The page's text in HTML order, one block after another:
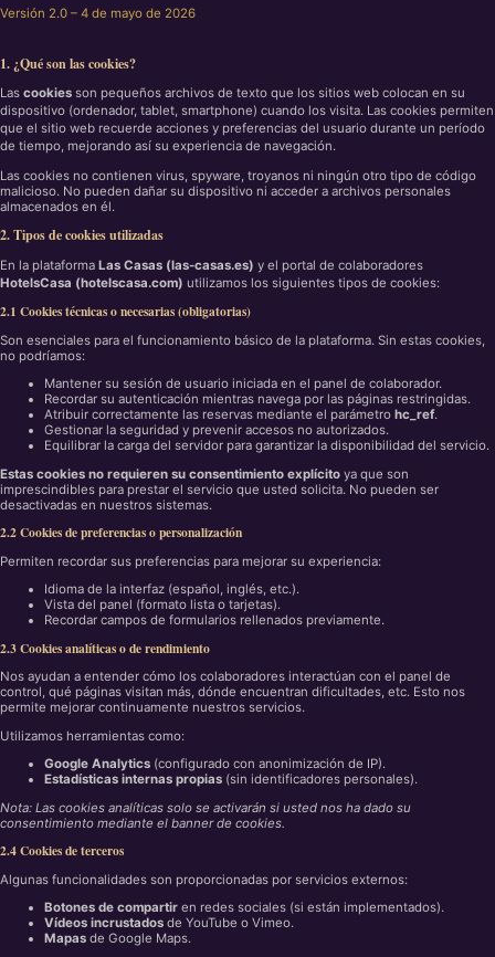
Versión 2.0 – 4 de mayo de 2026
1. ¿Qué son las cookies?
Las cookies son pequeños archivos de texto que los sitios web colocan en su
dispositivo (ordenador, tablet, smartphone) cuando los visita. Las cookies permiten
que el sitio web recuerde acciones y preferencias del usuario durante un período
de tiempo, mejorando así su experiencia de navegación.
Las cookies no contienen virus, spyware, troyanos ni ningún otro tipo de código
malicioso. No pueden dañar su dispositivo ni acceder a archivos personales
almacenados en él.
2. Tipos de cookies utilizadas
En la plataforma Las Casas (las-casas.es) y el portal de colaboradores
HotelsCasa (hotelscasa.com) utilizamos los siguientes tipos de cookies:
2.1 Cookies técnicas o necesarias (obligatorias)
Son esenciales para el funcionamiento básico de la plataforma. Sin estas cookies,
no podríamos:
Mantener su sesión de usuario iniciada en el panel de colaborador.
Recordar su autenticación mientras navega por las páginas restringidas.
Atribuir correctamente las reservas mediante el parámetro hc_ref.
Gestionar la seguridad y prevenir accesos no autorizados.
Equilibrar la carga del servidor para garantizar la disponibilidad del servicio.
Estas cookies no requieren su consentimiento explícito ya que son
imprescindibles para prestar el servicio que usted solicita. No pueden ser
desactivadas en nuestros sistemas.
2.2 Cookies de preferencias o personalización
Permiten recordar sus preferencias para mejorar su experiencia:
Idioma de la interfaz (español, inglés, etc.).
Vista del panel (formato lista o tarjetas).
Recordar campos de formularios rellenados previamente.
2.3 Cookies analíticas o de rendimiento
Nos ayudan a entender cómo los colaboradores interactúan con el panel de
control, qué páginas visitan más, dónde encuentran dificultades, etc. Esto nos
permite mejorar continuamente nuestros servicios.
Utilizamos herramientas como:
Google Analytics (configurado con anonimización de IP).
Estadísticas internas propias (sin identificadores personales).
Nota: Las cookies analíticas solo se activarán si usted nos ha dado su
consentimiento mediante el banner de cookies.
2.4 Cookies de terceros
Algunas funcionalidades son proporcionadas por servicios externos:
Botones de compartir en redes sociales (si están implementados).
Vídeos incrustados de YouTube o Vimeo.
Mapas de Google Maps.